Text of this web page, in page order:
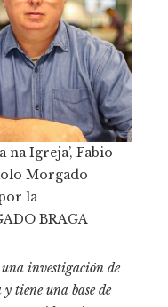
Igreja’, Fabio
Morgado
la
BRAGA
investigación de
y tiene una base de